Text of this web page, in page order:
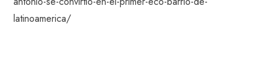
latinoamerica/